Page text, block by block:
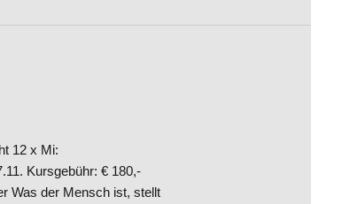
12 x Mi:
Kursgebühr: € 180,-
Was der Mensch ist, stellt